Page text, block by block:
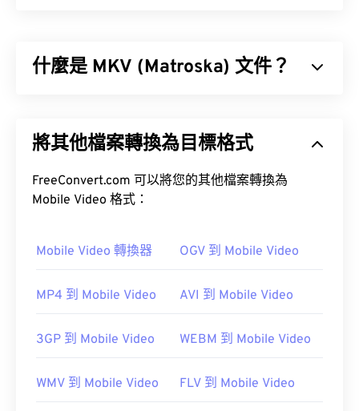
什麼是 MKV (Matroska) 文件？
案。由於它是開源的，用戶可以使用開源軟體
對其進
如何開啟 MKV 檔案？
這款媒體播放器相容於所有作業系統和平台。這一點
體播放器可能不支援它。
將其他檔案轉換為目標格式
FreeConvert.com 可以將您的其他檔案轉換為
Mobile Video 格式：
Mobile Video 轉換器 OGV 到 Mobile Video
MP4 到 Mobile Video AVI 到 Mobile Video
3GP 到 Mobile Video WEBM 到 Mobile Video
WMV 到 Mobile Video FLV 到 Mobile Video